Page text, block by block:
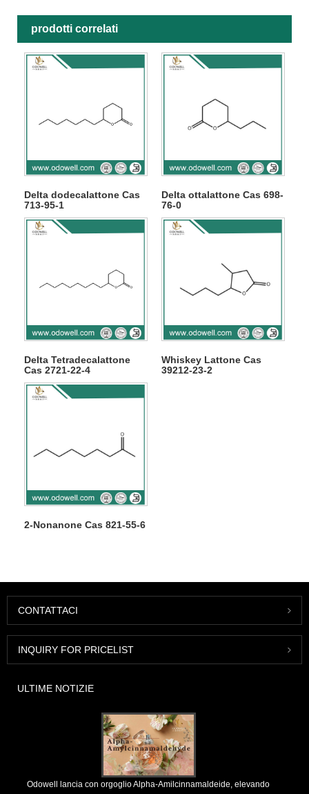
prodotti correlati
Delta dodecalattone Cas
713-95-1
Delta ottalattone Cas 698-
76-0
Delta Tetradecalattone
Cas 2721-22-4
Whiskey Lattone Cas
39212-23-2
2-Nonanone Cas 821-55-6
CONTATTACI
INQUIRY FOR PRICELIST
ULTIME NOTIZIE
Odowell lancia con orgoglio Alpha-Amilcinnamaldeide, elevando